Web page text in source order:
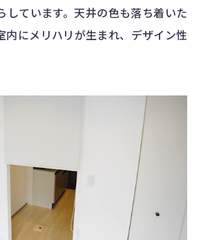
しています。天井の色も落ち着いた
内にメリハリが生まれ、デザイン性